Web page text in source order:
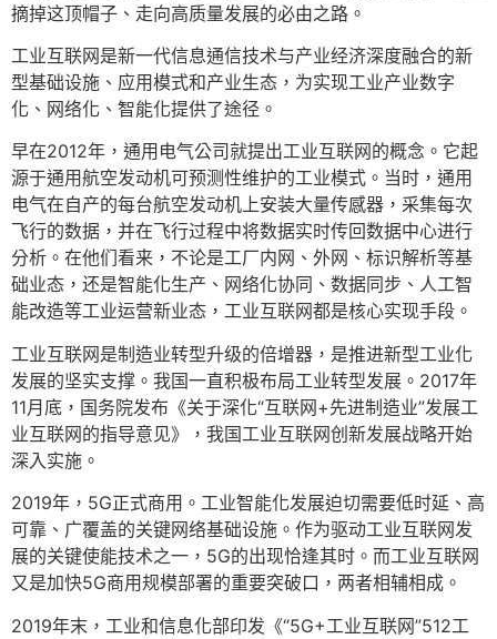
摘掉这顶帽子、走向高质量发展的必由之路。
工业互联网是新一代信息通信技术与产业经济深度融合的新
型基础设施、应用模式和产业生态，为实现工业产业数字
化、网络化、智能化提供了途径。
早在2012年，通用电气公司就提出工业互联网的概念。它起
源于通用航空发动机可预测性维护的工业模式。当时，通用
电气在自产的每台航空发动机上安装大量传感器，采集每次
飞行的数据，并在飞行过程中将数据实时传回数据中心进行
分析。在他们看来，不论是工厂内网、外网、标识解析等基
础业态，还是智能化生产、网络化协同、数据同步、人工智
能改造等工业运营新业态，工业互联网都是核心实现手段。
工业互联网是制造业转型升级的倍增器，是推进新型工业化
发展的坚实支撑。我国一直积极布局工业转型发展。2017年
11月底，国务院发布《关于深化“互联网+先进制造业”发展工
业互联网的指导意见》，我国工业互联网创新发展战略开始
深入实施。
2019年，5G正式商用。工业智能化发展迫切需要低时延、高
可靠、广覆盖的关键网络基础设施。作为驱动工业互联网发
展的关键使能技术之一，5G的出现恰逢其时。而工业互联网
又是加快5G商用规模部署的重要突破口，两者相辅相成。
2019年末，工业和信息化部印发《“5G+工业互联网”512工